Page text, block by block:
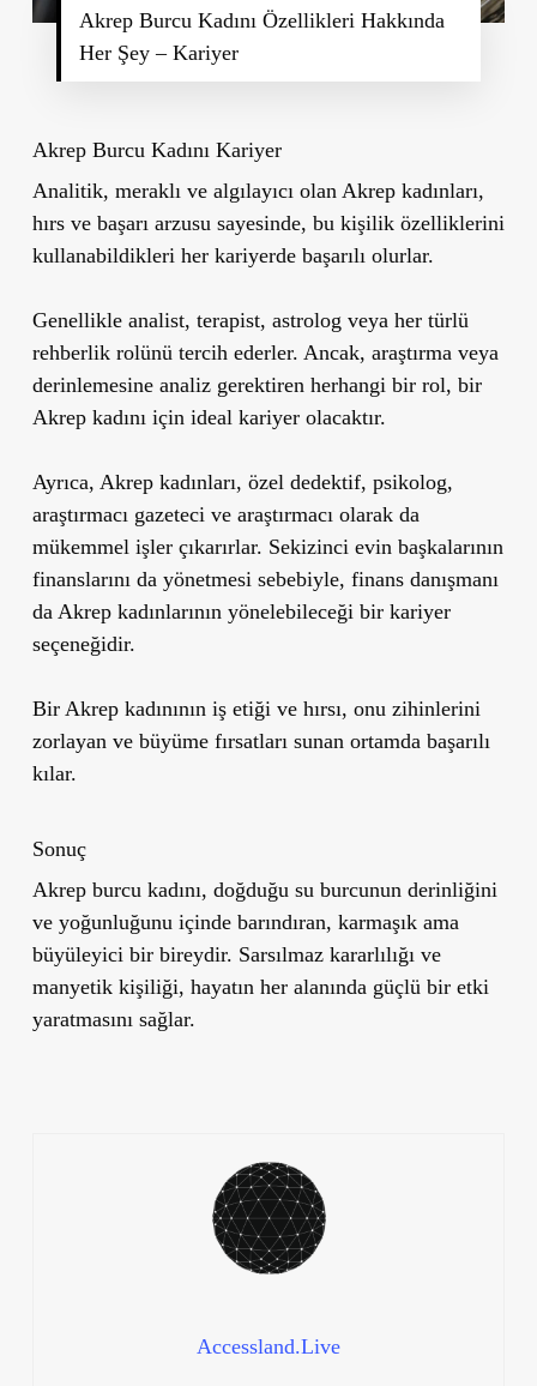
Akrep Burcu Kadını Özellikleri Hakkında
Her Şey – Kariyer
Akrep Burcu Kadını Kariyer
Analitik, meraklı ve algılayıcı olan Akrep kadınları,
hırs ve başarı arzusu sayesinde, bu kişilik özelliklerini
kullanabildikleri her kariyerde başarılı olurlar.
Genellikle analist, terapist, astrolog veya her türlü
rehberlik rolünü tercih ederler. Ancak, araştırma veya
derinlemesine analiz gerektiren herhangi bir rol, bir
Akrep kadını için ideal kariyer olacaktır.
Ayrıca, Akrep kadınları, özel dedektif, psikolog,
araştırmacı gazeteci ve araştırmacı olarak da
mükemmel işler çıkarırlar. Sekizinci evin başkalarının
finanslarını da yönetmesi sebebiyle, finans danışmanı
da Akrep kadınlarının yönelebileceği bir kariyer
seçeneğidir.
Bir Akrep kadınının iş etiği ve hırsı, onu zihinlerini
zorlayan ve büyüme fırsatları sunan ortamda başarılı
kılar.
Sonuç
Akrep burcu kadını, doğduğu su burcunun derinliğini
ve yoğunluğunu içinde barındıran, karmaşık ama
büyüleyici bir bireydir. Sarsılmaz kararlılığı ve
manyetik kişiliği, hayatın her alanında güçlü bir etki
yaratmasını sağlar.
Accessland.Live